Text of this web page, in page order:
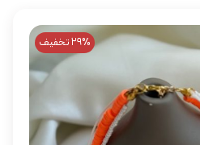
29% تخفیف